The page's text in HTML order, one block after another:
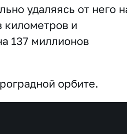
удаляясь от него
километров и
137 миллионов
орбите.